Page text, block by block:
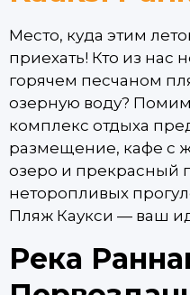
Место, куда этим
приехать! Кто из нас
горячем песчаном
озерную воду?
комплекс отдыха
размещение, кафе с
озеро и прекрасный
неторопливых
Пляж Каукси — ваш
Река